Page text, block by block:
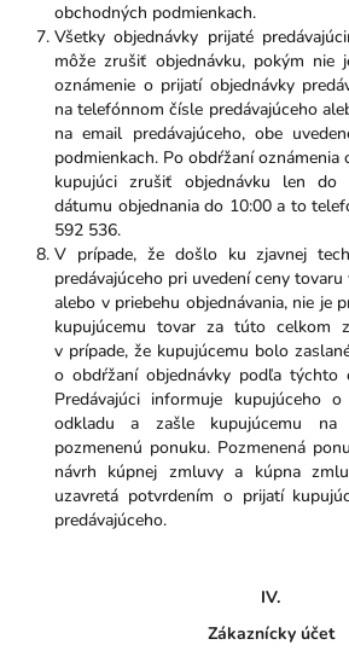
obchodných podmienkach.
Všetky objednávky prijaté
môže zrušiť objednávku, pokým nie
oznámenie o prijatí objednávky
na telefónnom čísle predávajúceho
na email predávajúceho, obe
podmienkach. Po obdŕžaní
kupujúci zrušiť objednávku len do
dátumu objednania do 10:00 a to
592 536.
V prípade, že došlo ku zjavnej
predávajúceho pri uvedení ceny
alebo v priebehu objednávania, nie je
kupujúcemu tovar za túto celkom
v prípade, že kupujúcemu bolo
o obdŕžaní objednávky podľa týchto
Predávajúci informuje kupujúceho
odkladu a zašle kupujúcemu na
pozmenenú ponuku. Pozmenená
návrh kúpnej zmluvy a kúpna
uzavretá potvrdením o prijatí
predávajúceho.
IV.
Zákaznícky účet